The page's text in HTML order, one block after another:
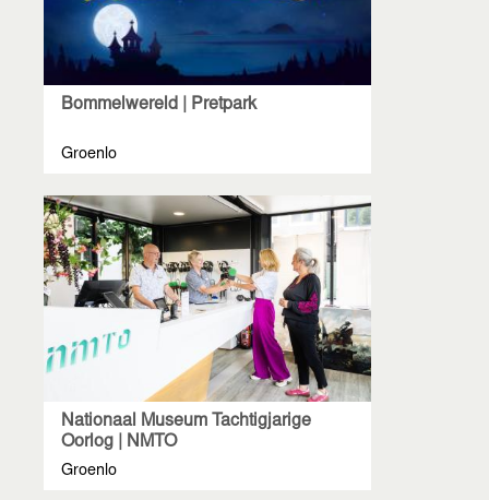
Bommelwereld | Pretpark
Groenlo
Nationaal Museum Tachtigjarige
Oorlog | NMTO
Groenlo